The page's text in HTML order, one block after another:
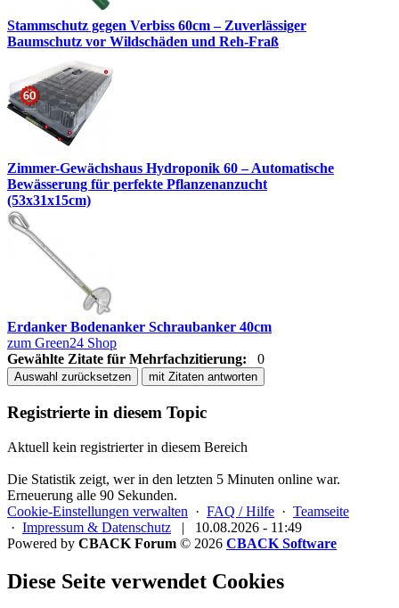
Stammschutz gegen Verbiss 60cm – Zuverlässiger
Baumschutz vor Wildschäden und Reh-Fraß
Zimmer-Gewächshaus Hydroponik 60 – Automatische
Bewässerung für perfekte Pflanzenanzucht
(53x31x15cm)
Erdanker Bodenanker Schraubanker 40cm
zum Green24 Shop
Gewählte Zitate für Mehrfachzitierung:
0
Auswahl zurücksetzen mit Zitaten antworten
Registrierte in diesem Topic
Aktuell kein registrierter in diesem Bereich
Die Statistik zeigt, wer in den letzten 5 Minuten online war.
Erneuerung alle 90 Sekunden.
Cookie-Einstellungen verwalten · FAQ / Hilfe · Teamseite
· Impressum & Datenschutz |
10.08.2026 - 11:49
Powered by CBACK Forum © 2026 CBACK Software
Diese Seite verwendet Cookies